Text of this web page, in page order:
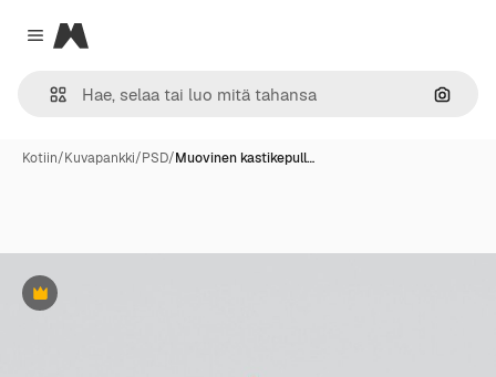
Close menu
Magnific
Hae
Kotiin/Kuvapankki/PSD/Muovinen kastikepull…
Premium